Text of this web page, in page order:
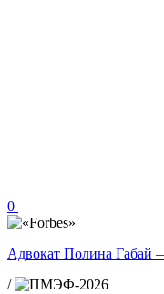
0
Адвокат Полина Габай
/